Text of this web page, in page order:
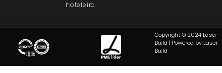
hoteleira.
Copyright © 2024 Laser
Build | Powered by Laser
Build